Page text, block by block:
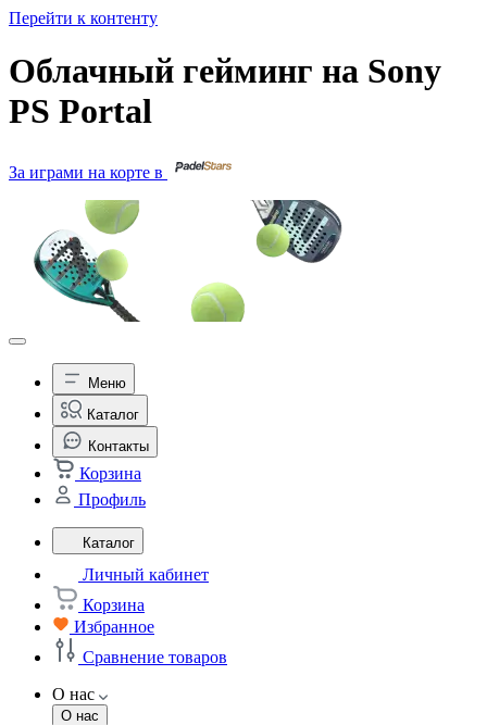
Перейти к контенту
Облачный гейминг на Sony
PS Portal
За играми на корте в
Меню
Каталог
Контакты
Корзина
Профиль
Каталог
Личный кабинет
Корзина
Избранное
Сравнение товаров
О нас
О нас